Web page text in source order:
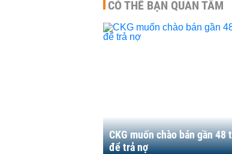
CÓ THỂ BẠN QUAN TÂM
CKG muốn chào bán gần
để trả nợ